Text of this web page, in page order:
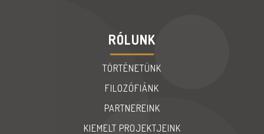
RÓLUNK
TÖRTÉNETÜNK
FILOZÓFIÁNK
PARTNEREINK
KIEMELT PROJEKTJEINK